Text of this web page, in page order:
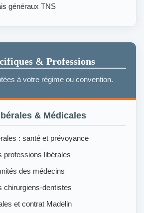
généraux TNS
& Professions
à votre régime ou convention.
& Médicales
: santé et prévoyance
professions libérales
des médecins
chirurgiens-dentistes
et contrat Madelin